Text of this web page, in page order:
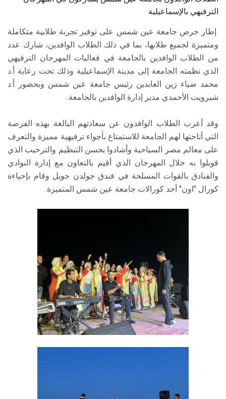
الترفيهي بالإسماعيلية
إطار حرص جامعة عين شمس على توفير تجربة طلابية متكاملة
ومتميزة لجميع طلابها، بما في ذلك الطلاب الوافدين، شارك عدد
من الطلاب الوافدين بالجامعة في فعاليات المهرجان الترفيهي
الذي نظمته الجامعة إلى مدينة الإسماعيلية وذلك تحت رعاية أ.د
محمد ضياء زين العابدين رئيس جامعة عين شمس وبحضور أ.د
شيرويت الأحمدي مدير إدارة الوافدين بالجامعة.
وقد أعرب الطلاب الوافدون عن سعادتهم البالغة بهذه الفرصة
التي أتاحتها لهم الجامعة للاستمتاع بأجواء ترفيهية مميزة والتعرف
على معالم مصر السياحية وأشادوا بحسن التنظيم والترحيب الذي
قوبلوا به خلال المهرجان الذي أقيم بالتعاون مع إدارة النوادي
والفنادق بالقوات المسلحة في فندق جولدن جويل وقام بإحياءة
كورال "اون" أحد كورالات جامعة عين شمس المتميزة.